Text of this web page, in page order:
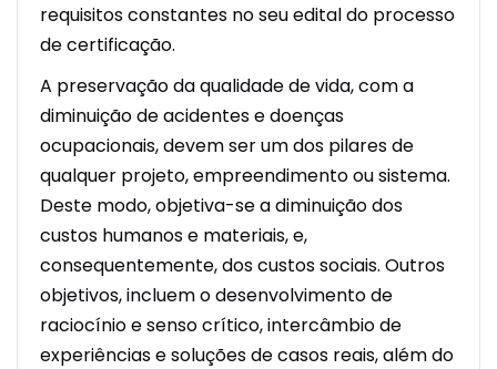
requisitos constantes no seu edital do processo
de certificação.
A preservação da qualidade de vida, com a
diminuição de acidentes e doenças
ocupacionais, devem ser um dos pilares de
qualquer projeto, empreendimento ou sistema.
Deste modo, objetiva-se a diminuição dos
custos humanos e materiais, e,
consequentemente, dos custos sociais. Outros
objetivos, incluem o desenvolvimento de
raciocínio e senso crítico, intercâmbio de
experiências e soluções de casos reais, além do